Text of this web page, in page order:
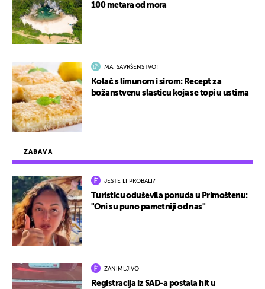
ZABAVA
JESTE LI PROBALI?
Turisticu oduševila ponuda u Primoštenu:
"Oni su puno pametniji od nas"
ZANIMLJIVO
Registracija iz SAD-a postala hit u
100 metara od mora
MA, SAVRŠENSTVO!
Kolač s limunom i sirom: Recept za
božanstvenu slasticu koja se topi u ustima